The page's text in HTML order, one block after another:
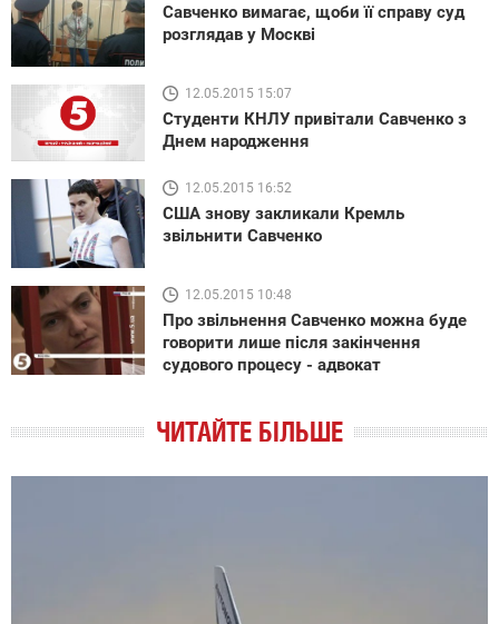
Савченко вимагає, щоби її справу суд
розглядав у Москві
12.05.2015 15:07
Студенти КНЛУ привітали Савченко з
Днем народження
12.05.2015 16:52
США знову закликали Кремль
звільнити Савченко
12.05.2015 10:48
Про звільнення Савченко можна буде
говорити лише після закінчення
судового процесу - адвокат
ЧИТАЙТЕ БІЛЬШЕ